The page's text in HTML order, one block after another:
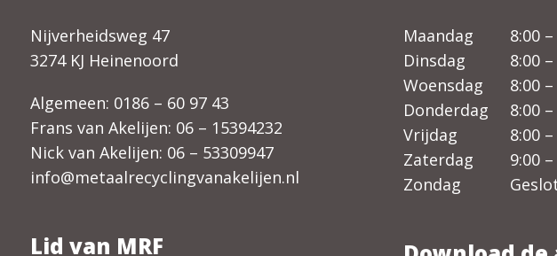
Nijverheidsweg 47
3274 KJ Heinenoord
Algemeen: 0186 – 60 97 43
Frans van Akelijen: 06 – 15394232
Nick van Akelijen: 06 – 53309947
info@metaalrecyclingvanakelijen.nl
Lid van MRF
Maandag
8:00
Dinsdag
8:00
Woensdag
8:00
Donderdag
8:00
Vrijdag
8:00
Zaterdag
9:00
Zondag